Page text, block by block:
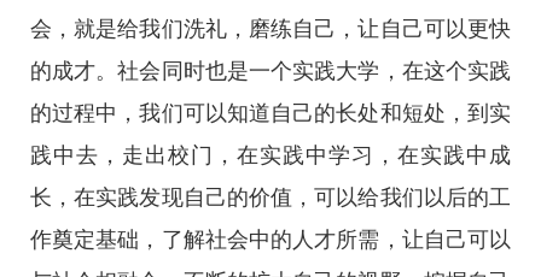
会，就是给我们洗礼，磨练自己，让自己可以更快
的成才。社会同时也是一个实践大学，在这个实践
的过程中，我们可以知道自己的长处和短处，到实
践中去，走出校门，在实践中学习，在实践中成
长，在实践发现自己的价值，可以给我们以后的工
作奠定基础，了解社会中的人才所需，让自己可以